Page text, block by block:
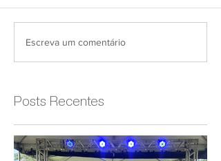
Escreva um comentário
Posts Recentes